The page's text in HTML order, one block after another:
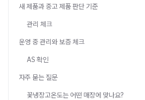
새 제품과 중고 제품 판단 기준
관리 체크
운영 중 관리와 보증 체크
AS 확인
자주 묻는 질문
꽃냉장고온도는 어떤 매장에 맞나요?